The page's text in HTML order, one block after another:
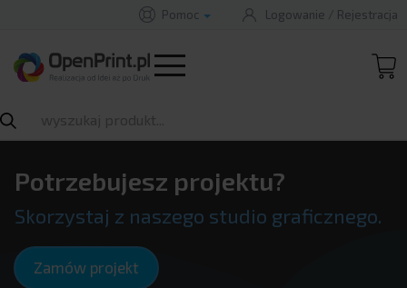
A
B
Rozwiń
Pomoc Logowanie Rejestracja
Zamów projekt
Potrzebujesz projektu?
Skorzystaj z naszego studio graficznego.
Zamów projekt